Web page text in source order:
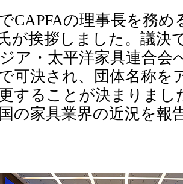
CAPFAの理事長を務め
が挨拶しました。議決
ア・太平洋家具連合会
可決され、団体名称を
することが決まりまし
の家具業界の近況を報